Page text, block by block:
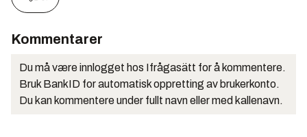
Kommentarer
Du må være innlogget hos Ifrågasätt for å kommentere.
Bruk BankID for automatisk oppretting av brukerkonto.
Du kan kommentere under fullt navn eller med kallenavn.